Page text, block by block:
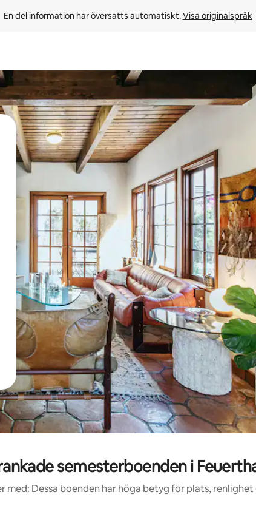
En del information har översatts automatiskt. Visa originalspråk
och nedåtpilarna eller utforska genom att trycka eller svepa.
semesterboenden i
med: Dessa boenden har höga betyg för plats, renlighet